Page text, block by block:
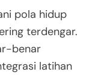
pola hidup
terdengar.
benar
latihan